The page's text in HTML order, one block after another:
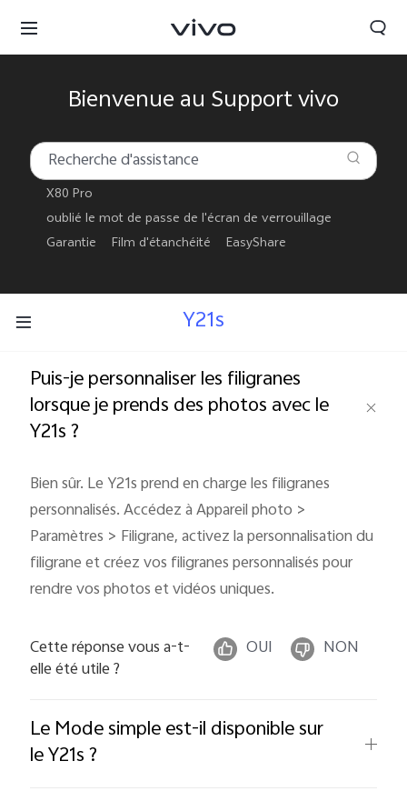
Bienvenue au Support vivo
X80 Pro
oublié le mot de passe de l'écran de verrouillage
Garantie
Film d'étanchéité EasyShare
Y21s
Puis-je personnaliser les filigranes
lorsque je prends des photos avec le
Y21s ?
Bien sûr. Le Y21s prend en charge les filigranes
personnalisés. Accédez à Appareil photo >
Paramètres > Filigrane, activez la personnalisation du
filigrane et créez vos filigranes personnalisés pour
rendre vos photos et vidéos uniques.
Cette réponse vous a-t-
elle été utile ?
OUI NON
Le Mode simple est-il disponible sur
le Y21s ?